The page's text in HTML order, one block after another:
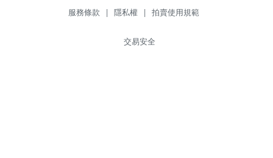
服務條款 | 隱私權 | 拍賣使用規範
交易安全